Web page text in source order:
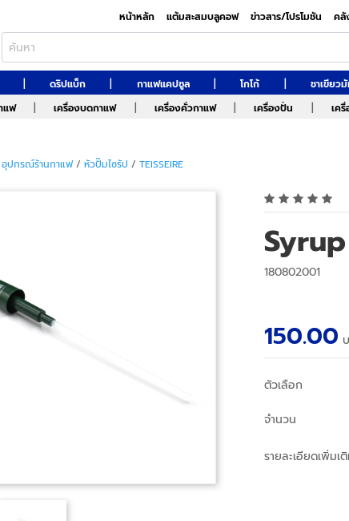
หน้าหลัก แต้มสะสมบลูคอฟ ข่าวสาร/โปรโมชัน คลั
| ดริปแบ็ก | กาแฟแคปซูล | โกโก้ | ชาเขียว
แฟ
| เครื่องบดกาแฟ | เครื่องคั่วกาแฟ | เครื่องปั่น | เค
อุปกรณ์ร้านกาแฟ/ หัวปั๊มไซรัป / TEISSEIRE
180802001
150.00
ตัวเลือก
จำนวน
รายละเอียดเพิ่มเ